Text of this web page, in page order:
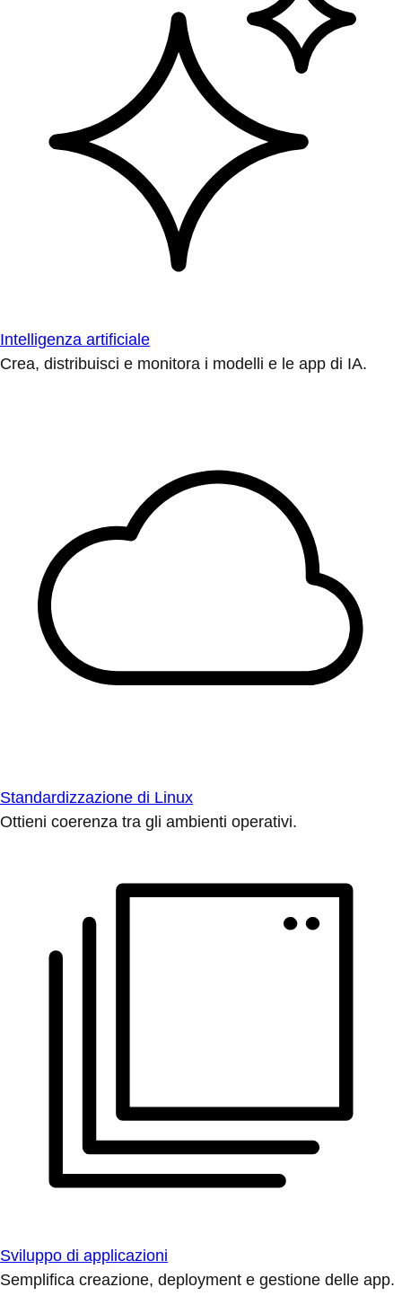
Intelligenza artificiale
Crea, distribuisci e monitora i modelli e le app di IA.
Standardizzazione di Linux
Ottieni coerenza tra gli ambienti operativi.
Sviluppo di applicazioni
Semplifica creazione, deployment e gestione delle app.